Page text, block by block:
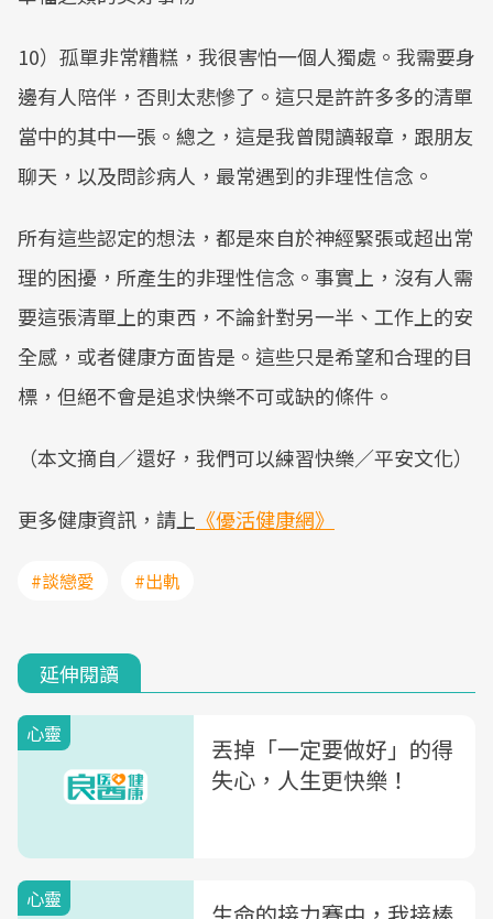
10）孤單非常糟糕，我很害怕一個人獨處。我需要身
邊有人陪伴，否則太悲慘了。這只是許許多多的清單
當中的其中一張。總之，這是我曾閱讀報章，跟朋友
聊天，以及問診病人，最常遇到的非理性信念。
所有這些認定的想法，都是來自於神經緊張或超出常
理的困擾，所產生的非理性信念。事實上，沒有人需
要這張清單上的東西，不論針對另一半、工作上的安
全感，或者健康方面皆是。這些只是希望和合理的目
標，但絕不會是追求快樂不可或缺的條件。
（本文摘自／還好，我們可以練習快樂／平安文化）
更多健康資訊，請上 《優活健康網》
#談戀愛 #出軌
延伸閱讀
心靈
丟掉「一定要做好」的得
失心，人生更快樂！
心靈